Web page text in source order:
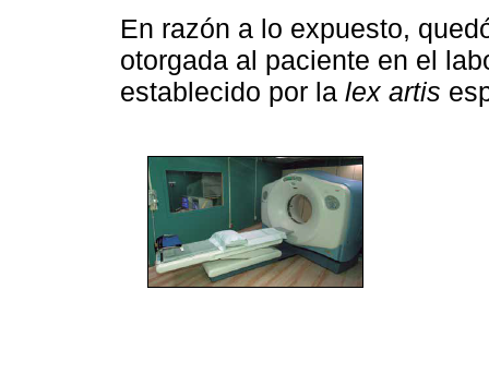
En razón a lo expuesto,
otorgada al paciente en el
establecido por la lex artis